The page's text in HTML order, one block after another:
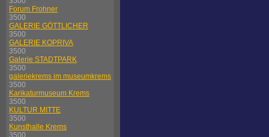
Forum Frohner
3500
GALERIE GÖTTLICHER
3500
GALERIE KOPRIVA
3500
Galerie STADTPARK
3500
galeriekrems im museumkrems
3500
Karikaturmuseum Krems
3500
KULTUR MITTE
3500
Kunsthalle Krems
3500